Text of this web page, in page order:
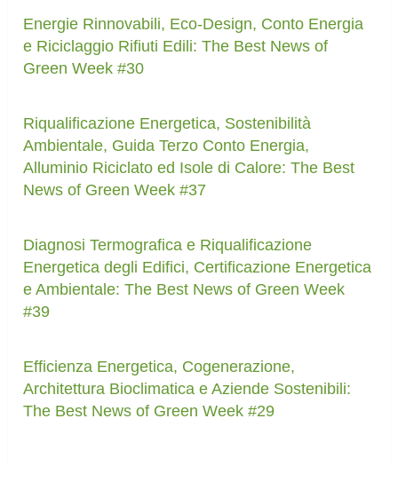
Energie Rinnovabili, Eco-Design, Conto Energia
e Riciclaggio Rifiuti Edili: The Best News of
Green Week #30
Riqualificazione Energetica, Sostenibilità
Ambientale, Guida Terzo Conto Energia,
Alluminio Riciclato ed Isole di Calore: The Best
News of Green Week #37
Diagnosi Termografica e Riqualificazione
Energetica degli Edifici, Certificazione Energetica
e Ambientale: The Best News of Green Week
#39
Efficienza Energetica, Cogenerazione,
Architettura Bioclimatica e Aziende Sostenibili:
The Best News of Green Week #29